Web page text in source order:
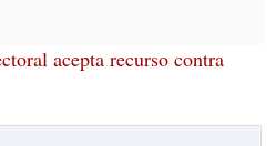
acepta recurso contra